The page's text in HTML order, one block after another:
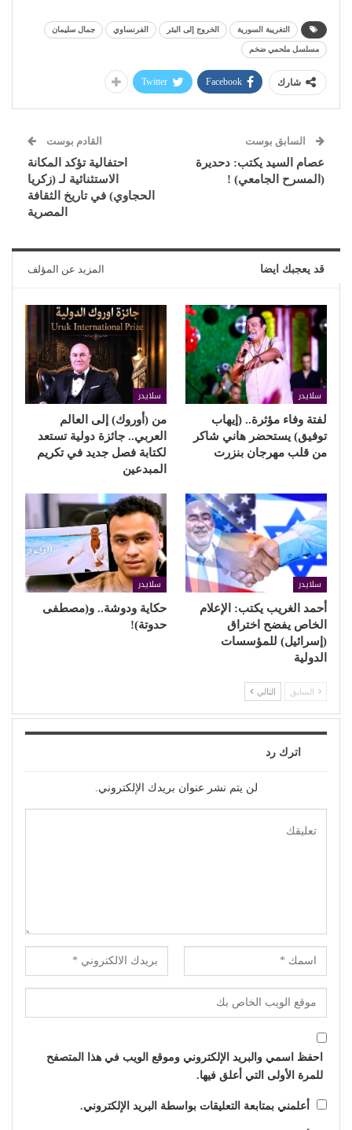
التغريبة السورية الخروج إلى البئر الفرنساوي جمال سليمان
مسلسل ملحمي ضخم
شارك Facebook
Twitter
السابق بوست
عصام السيد يكتب: دحديرة
(المسرح الجامعي) !
القادم بوست
احتفالية تؤكد المكانة
الاستثنائية لـ (زكريا
الحجاوي) في تاريخ الثقافة
المصرية
قد يعجبك ايضا المزيد عن المؤلف
سلايدر
لفتة وفاء مؤثرة.. (إيهاب
توفيق) يستحضر هاني شاكر
من قلب مهرجان بنزرت
سلايدر
من (أوروك) إلى العالم
العربي.. جائزة دولية تستعد
لكتابة فصل جديد في تكريم
المبدعين
سلايدر
أحمد الغريب يكتب: الإعلام
الخاص يفضح اختراق
(إسرائيل) للمؤسسات
الدولية
سلايدر
حكاية ودوشة.. و(مصطفى
حدوتة)!
السابق التالي
اترك رد
لن يتم نشر عنوان بريدك الإلكتروني.
احفظ اسمي والبريد الإلكتروني وموقع الويب في هذا المتصفح
للمرة الأولى التي أعلق فيها.
أعلمني بمتابعة التعليقات بواسطة البريد الإلكتروني.